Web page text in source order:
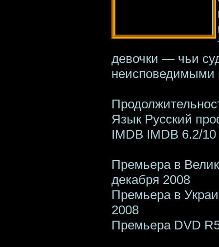
девочки — чьи
неисповедимыми
Язык Русский
IMDB IMDB 6.2/
Премьера в
декабря 2008
Премьера в
2008
Премьера DVD